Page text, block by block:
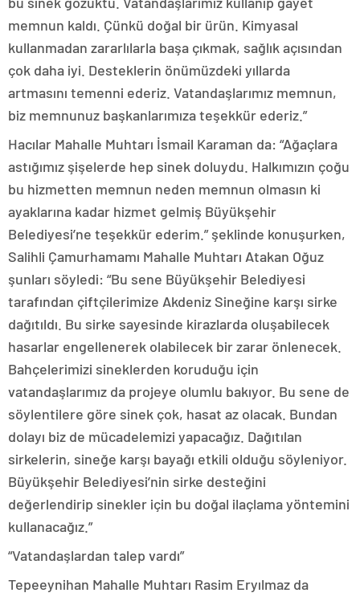
memnun kaldı. Çünkü doğal bir ürün. Kimyasal
kullanmadan zararlılarla başa çıkmak, sağlık açısından
çok daha iyi. Desteklerin önümüzdeki yıllarda
artmasını temenni ederiz. Vatandaşlarımız memnun,
biz memnunuz başkanlarımıza teşekkür ederiz.”
Hacılar Mahalle Muhtarı İsmail Karaman da: “Ağaçlara
astığımız şişelerde hep sinek doluydu. Halkımızın çoğu
bu hizmetten memnun neden memnun olmasın ki
ayaklarına kadar hizmet gelmiş Büyükşehir
Belediyesi’ne teşekkür ederim.” şeklinde konuşurken,
Salihli Çamurhamamı Mahalle Muhtarı Atakan Oğuz
şunları söyledi: “Bu sene Büyükşehir Belediyesi
tarafından çiftçilerimize Akdeniz Sineğine karşı sirke
dağıtıldı. Bu sirke sayesinde kirazlarda oluşabilecek
hasarlar engellenerek olabilecek bir zarar önlenecek.
Bahçelerimizi sineklerden koruduğu için
vatandaşlarımız da projeye olumlu bakıyor. Bu sene de
söylentilere göre sinek çok, hasat az olacak. Bundan
dolayı biz de mücadelemizi yapacağız. Dağıtılan
sirkelerin, sineğe karşı bayağı etkili olduğu söyleniyor.
Büyükşehir Belediyesi’nin sirke desteğini
değerlendirip sinekler için bu doğal ilaçlama yöntemini
kullanacağız.”
“Vatandaşlardan talep vardı”
Tepeeynihan Mahalle Muhtarı Rasim Eryılmaz da